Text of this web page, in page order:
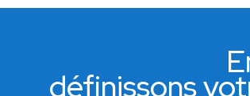
définissons